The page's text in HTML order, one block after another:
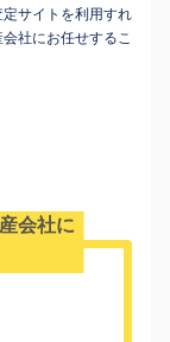
サイトを利用すれ
社にお任せするこ
会社に